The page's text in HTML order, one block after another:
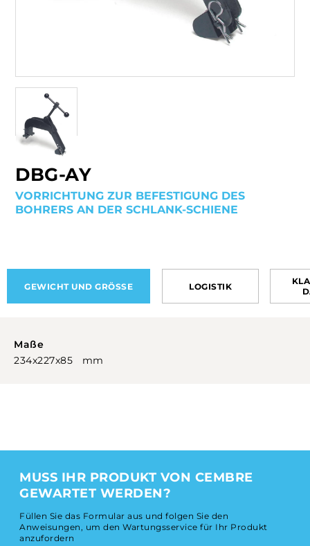
DBG-AY
VORRICHTUNG ZUR BEFESTIGUNG DES
BOHRERS AN DER SCHLANK-SCHIENE
GEWICHT UND GRÖSSE LOGISTIK
Maße
234x227x85 mm
MUSS IHR PRODUKT VON CEMBRE
GEWARTET WERDEN?
Füllen Sie das Formular aus und folgen Sie den
Anweisungen, um den Wartungsservice für Ihr Produkt
anzufordern